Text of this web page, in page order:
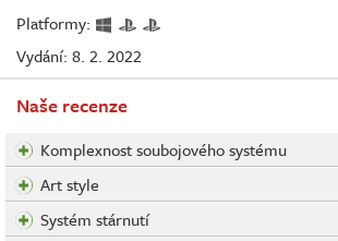
Platformy:
Vydání: 8. 2. 2022
Naše recenze
Komplexnost soubojového systému
Art style
Systém stárnutí